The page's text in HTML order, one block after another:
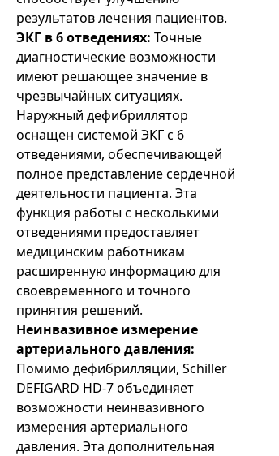
результатов лечения пациентов.
ЭКГ в 6 отведениях: Точные
диагностические возможности
имеют решающее значение в
чрезвычайных ситуациях.
Наружный дефибриллятор
оснащен системой ЭКГ с 6
отведениями, обеспечивающей
полное представление сердечной
деятельности пациента. Эта
функция работы с несколькими
отведениями предоставляет
медицинским работникам
расширенную информацию для
своевременного и точного
принятия решений.
Неинвазивное измерение
артериального давления:
Помимо дефибрилляции, Schiller
DEFIGARD HD-7 объединяет
возможности неинвазивного
измерения артериального
давления. Эта дополнительная